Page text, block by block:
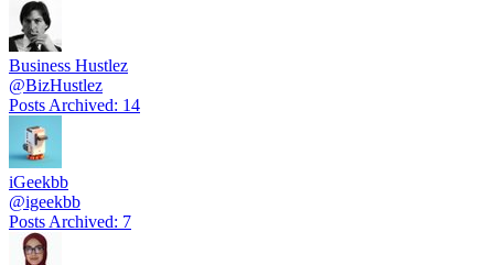
Business Hustlez
@BizHustlez
Posts Archived: 14
iGeekbb
@igeekbb
Posts Archived: 7